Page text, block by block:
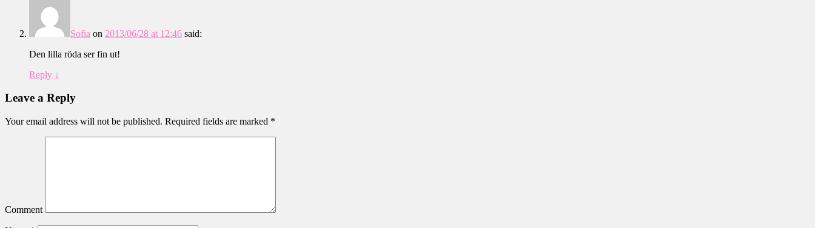
Sofia on 2013/06/28 at 12:46 said:
Den lilla röda ser fin ut!
Reply ↓
Leave a Reply
Your email address will not be published. Required fields are marked *
Comment